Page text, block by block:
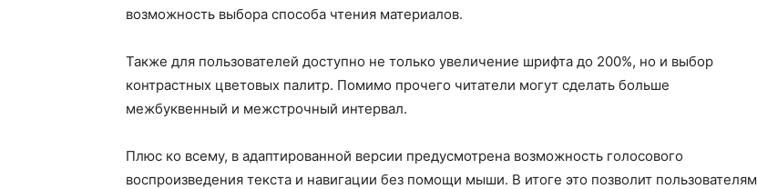
возможность выбора способа чтения материалов.
Также для пользователей доступно не только увеличение шрифта до 200%, но и выбор
контрастных цветовых палитр. Помимо прочего читатели могут сделать больше
межбуквенный и межстрочный интервал.
Плюс ко всему, в адаптированной версии предусмотрена возможность голосового
воспроизведения текста и навигации без помощи мыши. В итоге это позволит пользователям